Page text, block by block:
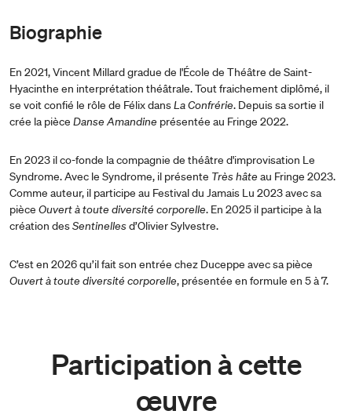
Biographie
En 2021, Vincent Millard gradue de l'École de Théâtre de Saint-
Hyacinthe en interprétation théâtrale. Tout fraichement diplômé, il
se voit confié le rôle de Félix dansLa Confrérie. Depuis sa sortie il
crée la pièce Danse Amandine présentée au Fringe 2022.
En 2023 il co-fonde la compagnie de théâtre d'improvisation Le
Syndrome. Avec le Syndrome, il présente Très hâte au Fringe 2023.
Comme auteur, il participe au Festival du Jamais Lu 2023 avec sa
pièce Ouvert à toute diversité corporelle. En 2025 il participe à la
création desSentinelles d’Olivier Sylvestre.
C’est en 2026 qu’il fait son entrée chez Duceppe avec sa pièce
Ouvert à toute diversité corporelle, présentée en formule en 5 à 7.
Participation à cette
œuvre